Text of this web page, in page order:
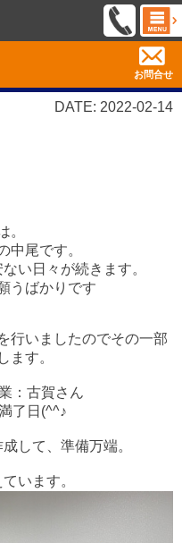
お問合せ
DATE: 2022-02-14
。
中尾です。
い日々が続きます。
うばかりです
行いましたのでその一部
ます。
：古賀さん
了日(^^♪
して、準備万端。
います。